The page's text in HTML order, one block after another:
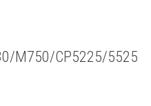
M750/CP5225/5525